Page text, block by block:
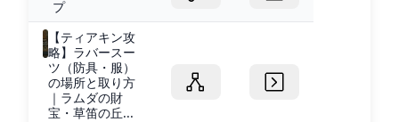
プ
【ティアキン攻
略】ラバースー
ツ（防具・服）
の場所と取り方
｜ラムダの財
宝・草笛の丘...